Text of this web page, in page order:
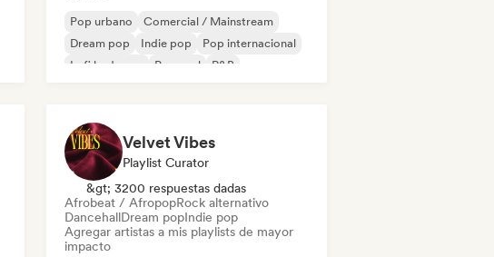
Pop urbano
Comercial / Mainstream
Dream pop
Indie pop
Pop internacional
Lofi bedroom
Pop soul R&B
Velvet Vibes
Playlist Curator
&gt; 3200 respuestas dadas
Afrobeat / AfropopRock alternativo
DancehallDream popIndie pop
Agregar artistas a mis playlists de mayor
impacto